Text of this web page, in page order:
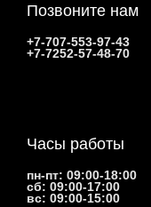
Позвоните нам
+7-707-553-97-43
+7-7252-57-48-70
Часы работы
пн-пт: 09:00-18:00
сб: 09:00-17:00
вс: 09:00-15:00